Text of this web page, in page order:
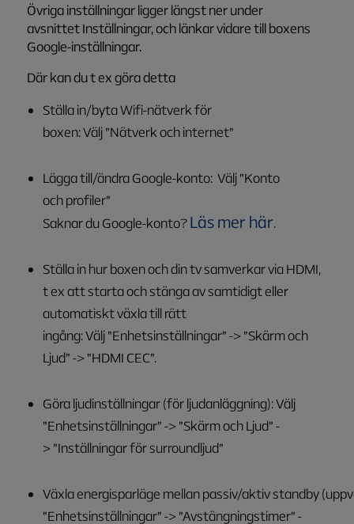
Övriga inställningar ligger längst ner under
avsnittet Inställningar, och länkar vidare till boxens
Google-inställningar.
Därkandu t exgöra detta
Ställa in/byta Wifi-nätverk för
boxen: Välj ”Nätverk och internet”
Lägga till/ändra Google-konto: Välj ”Konto
och profiler”
Saknar du Google-konto?Läs mer här.
Ställa in hur boxen och din tv samverkar via HDMI,
t ex att starta och stänga av samtidigt eller
automatiskt växla till rätt
ingång: Välj ”Enhetsinställningar” -> ”Skärm och
Ljud” -> ”HDMI CEC”.
Göra ljudinställningar (för ljudanläggning): Välj
”Enhetsinställningar” -> ”Skärm och Ljud” -
> ”Inställningar för surroundljud”
Växla energisparläge mellan passiv/aktiv standby
”Enhetsinställningar” -> ”Avstängningstimer” -